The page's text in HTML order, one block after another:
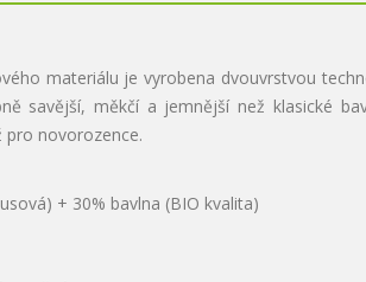
materiálu je vyrobena dvouvrstvou
savější, měkčí a jemnější než klasické
pro novorozence.
+ 30% bavlna (BIO kvalita)